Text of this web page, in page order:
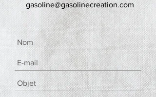
gasoline@gasolinecreation.com